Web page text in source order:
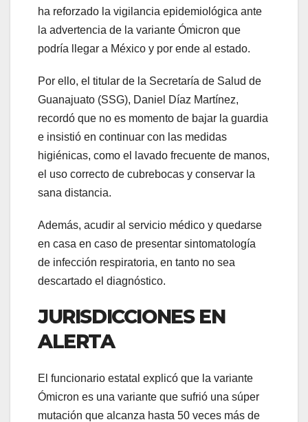
ha reforzado la vigilancia epidemiológica ante
la advertencia de la variante Ómicron que
podría llegar a México y por ende al estado.
Por ello, el titular de la Secretaría de Salud de
Guanajuato (SSG), Daniel Díaz Martínez,
recordó que no es momento de bajar la guardia
e insistió en continuar con las medidas
higiénicas, como el lavado frecuente de manos,
el uso correcto de cubrebocas y conservar la
sana distancia.
Además, acudir al servicio médico y quedarse
en casa en caso de presentar sintomatología
de infección respiratoria, en tanto no sea
descartado el diagnóstico.
JURISDICCIONES EN
ALERTA
El funcionario estatal explicó que la variante
Ómicron es una variante que sufrió una súper
mutación que alcanza hasta 50 veces más de